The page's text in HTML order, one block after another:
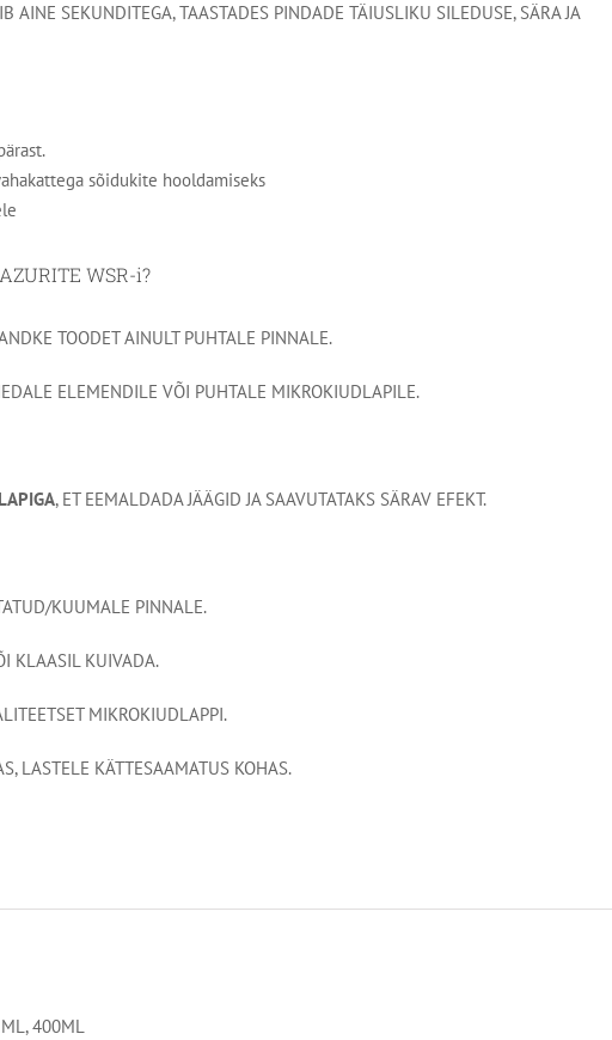
AINE SEKUNDITEGA, TAASTADES PINDADE TÄIUSLIKU SILEDUSE, SÄRA JA
sõidukite hooldamiseks
WSR-i?
TOODET AINULT PUHTALE PINNALE.
ELEMENDILE VÕI PUHTALE MIKROKIUDLAPILE.
, ET EEMALDADA JÄÄGID JA SAAVUTATAKS SÄRAV EFEKT.
KUUMALE PINNALE.
KLAASIL KUIVADA.
MIKROKIUDLAPPI.
LASTELE KÄTTESAAMATUS KOHAS.
400ML